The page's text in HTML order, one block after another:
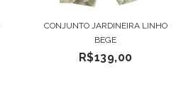
CONJUNTO JARDINEIRA LINHO
BEGE
R$139,00